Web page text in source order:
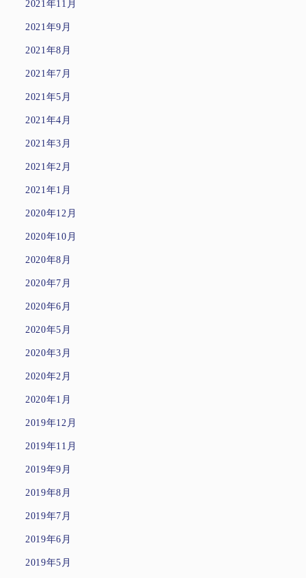
2021年11月
2021年9月
2021年8月
2021年7月
2021年5月
2021年4月
2021年3月
2021年2月
2021年1月
2020年12月
2020年10月
2020年8月
2020年7月
2020年6月
2020年5月
2020年3月
2020年2月
2020年1月
2019年12月
2019年11月
2019年9月
2019年8月
2019年7月
2019年6月
2019年5月